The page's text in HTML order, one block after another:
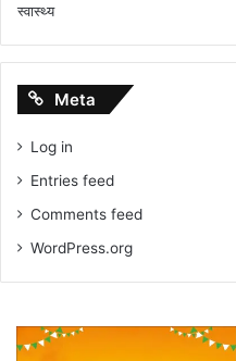
स्वास्थ्य
Meta
Log in
Entries feed
Comments feed
WordPress.org